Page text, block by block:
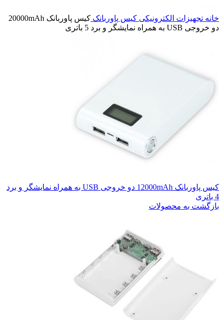
خانه تجهیزات الکترونیکی کیس پاوربانک
کیس پاوربانک 20000mAh
دو خروجی USB به همراه نمایشگر و برد 5 باتری
کیس پاوربانک 12000mAh دو خروجی USB به همراه نمایشگر و برد
4 باتری
بازگشت به محصولات